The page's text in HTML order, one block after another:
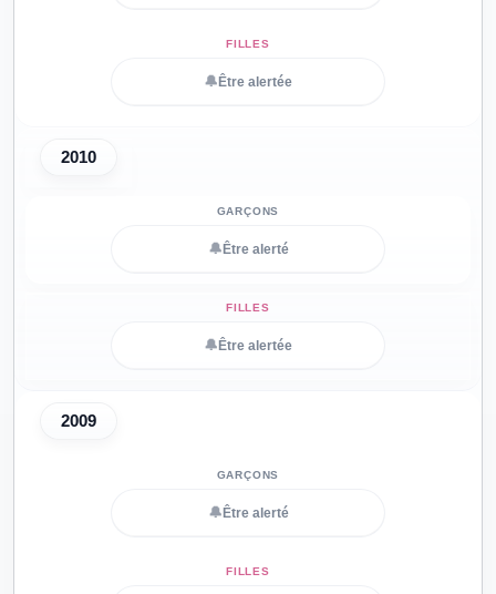
🔔 Être alertée
2010
🔔 Être alerté
🔔 Être alertée
2009
🔔 Être alerté